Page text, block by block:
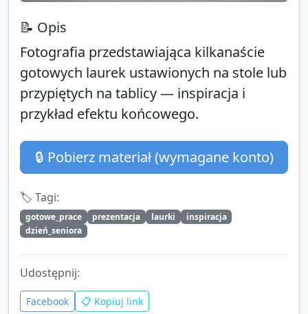
📝 Opis
Fotografia przedstawiająca kilkanaście
gotowych laurek ustawionych na stole lub
przypiętych na tablicy — inspiracja i
przykład efektu końcowego.
🔒 Pobierz materiał (wymagane konto)
🏷️ Tagi:
gotowe_prace prezentacja laurki
inspiracja
dzień_seniora
Udostępnij:
Facebook 📋 Kopiuj link